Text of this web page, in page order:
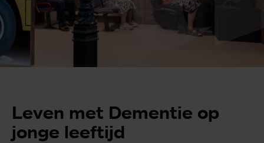
Meer over Sensire
Leven met Dementie op
jonge leeftijd